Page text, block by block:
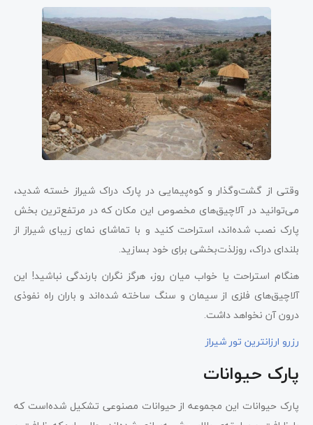
وقتی از گشت‌و‌گذار و کوه‌پیمایی در پارک دراک شیراز خسته شدید،
می‌توانید در آلاچیق‌های مخصوص این مکان که در مرتفع‌ترین بخش
پارک نصب شده‌اند، استراحت کنید و با تماشای نمای زیبای شیراز از
بلندای دراک، روزلذت‌بخشی برای خود بسازید.
هنگام استراحت یا خواب میان روز، هرگز نگران بارندگی نباشید! این
آلاچیق‌های فلزی از سیمان و سنگ ساخته شده‌اند و باران راه نفوذی
درون آن نخواهد داشت.
رزرو ارزانترین تور شیراز
پارک حیوانات
پارک حیوانات این مجموعه از حیوانات مصنوعی تشکیل شده‌است که